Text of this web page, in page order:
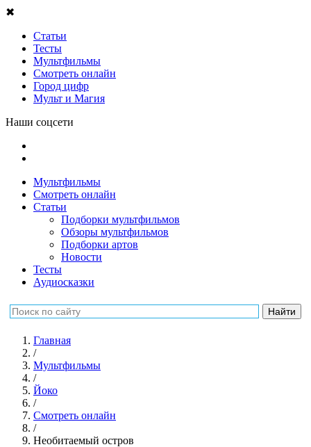
✖
Статьи
Тесты
Мультфильмы
Смотреть онлайн
Город цифр
Мульт и Магия
Наши соцсети
Мультфильмы
Смотреть онлайн
Статьи
Подборки мультфильмов
Обзоры мультфильмов
Подборки артов
Новости
Тесты
Аудиосказки
Главная
/
Мультфильмы
/
Йоко
/
Смотреть онлайн
/
Необитаемый остров